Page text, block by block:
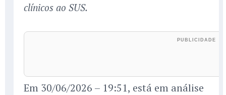
clínicos ao SUS.
Em 30/06/2026 – 19:51, está em análise